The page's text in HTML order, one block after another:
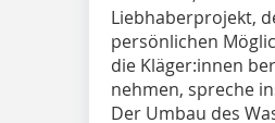
Liebhaberprojekt,
persönlichen
die Kläger:innen
nehmen, spreche
Der Umbau des